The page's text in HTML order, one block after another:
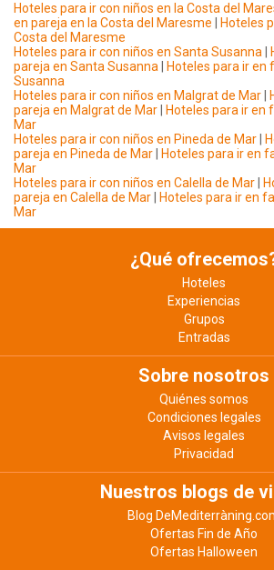
Hoteles para ir con niños en la Costa del
en pareja en la Costa del Maresme
Hoteles
Costa del Maresme
Hoteles para ir con niños en Santa Susanna
pareja en Santa Susanna
Hoteles para ir en
Susanna
Hoteles para ir con niños en Malgrat de Mar
pareja en Malgrat de Mar
Hoteles para ir en
Mar
Hoteles para ir con niños en Pineda de Mar
pareja en Pineda de Mar
Hoteles para ir en
Mar
Hoteles para ir con niños en Calella de Mar
pareja en Calella de Mar
Hoteles para ir en
Mar
¿Qué
Hoteles
Experiencias
Grupos
Entradas
Sobre nosotros
Quiénes somos
Condiciones legales
Avisos legales
Privacidad
Nuestros blogs de
Blog
Ofertas Fin de Año
Ofertas Halloween